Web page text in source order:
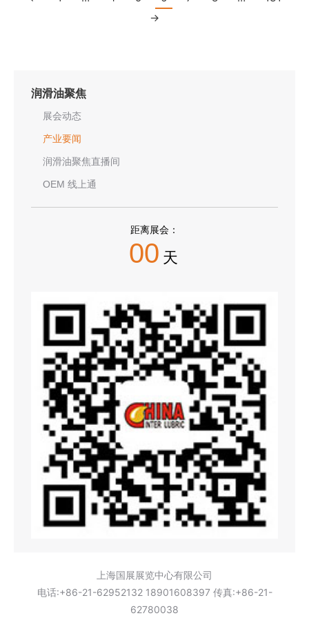
→
润滑油聚焦
展会动态
产业要闻
润滑油聚焦直播间
OEM 线上通
距离展会：
00 天
上海国展展览中心有限公司
电话:+86-21-62952132 18901608397 传真:+86-21-
62780038